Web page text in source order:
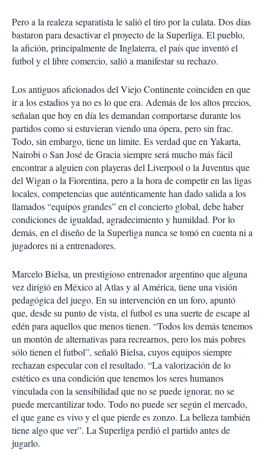
Pero a la realeza separatista le salió el tiro por la culata. Dos días
bastaron para desactivar el proyecto de la Superliga. El pueblo,
la afición, principalmente de Inglaterra, el país que inventó el
futbol y el libre comercio, salió a manifestar su rechazo.
Los antiguos aficionados del Viejo Continente coinciden en que
ir a los estadios ya no es lo que era. Además de los altos precios,
señalan que hoy en día les demandan comportarse durante los
partidos como si estuvieran viendo una ópera, pero sin frac.
Todo, sin embargo, tiene un límite. Es verdad que en Yakarta,
Nairobi o San José de Gracia siempre será mucho más fácil
encontrar a alguien con playeras del Liverpool o la Juventus que
del Wigan o la Fiorentina, pero a la hora de competir en las ligas
locales, competencias que auténticamente han dado salida a los
llamados “equipos grandes” en el concierto global, debe haber
condiciones de igualdad, agradecimiento y humildad. Por lo
demás, en el diseño de la Superliga nunca se tomó en cuenta ni a
jugadores ni a entrenadores.
Marcelo Bielsa, un prestigioso entrenador argentino que alguna
vez dirigió en México al Atlas y al América, tiene una visión
pedagógica del juego. En su intervención en un foro, apuntó
que, desde su punto de vista, el futbol es una suerte de escape al
edén para aquellos que menos tienen. “Todos los demás tenemos
un montón de alternativas para recrearnos, pero los más pobres
sólo tienen el futbol”, señaló Bielsa, cuyos equipos siempre
rechazan especular con el resultado. “La valorización de lo
estético es una condición que tenemos los seres humanos
vinculada con la sensibilidad que no se puede ignorar, no se
puede mercantilizar todo. Todo no puede ser según el mercado,
el que gane es vivo y el que pierde es zonzo. La belleza también
tiene algo que ver”. La Superliga perdió el partido antes de
jugarlo.